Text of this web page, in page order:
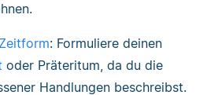
Zeitform: Formuliere deinen
oder Präteritum, da du die
Handlungen beschreibst.